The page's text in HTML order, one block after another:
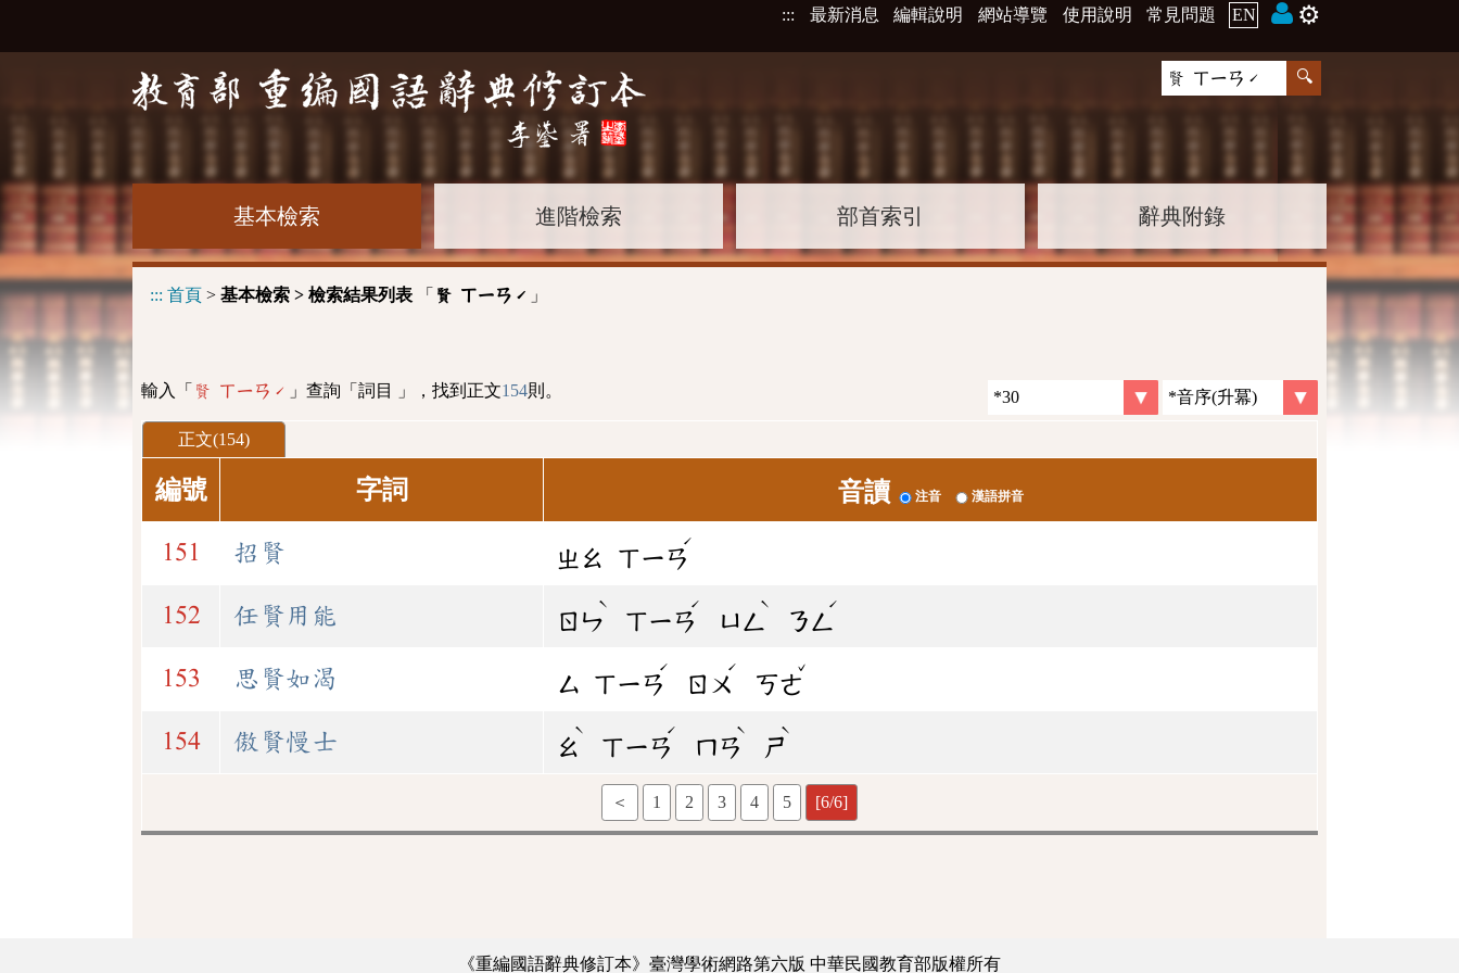
::: 最新消息 編輯說明 網站導覽 使用說明 常見問題 EN ⚙️
基本檢索 進階檢索 部首索引 辭典附錄
::: 首頁 > 基本檢索 > 檢索結果列表 「 賢 ㄒㄧㄢˊ 」
輸入「 賢 ㄒㄧㄢˊ 」查詢「詞目 」，找到正文154則。
正文(154)
編號 字詞 音讀 注音 漢語拼音
151 招賢 ㄓㄠ ㄒㄧㄢ
ˊ
152 任賢用能 ㄖㄣ
ˋ
ㄒㄧㄢ
ˊ
ㄩㄥ
ˋ
ㄋㄥ
ˊ
153 思賢如渴 ㄙ ㄒㄧㄢ
ˊ
ㄖㄨ
ˊ
ㄎㄜ
ˇ
154 傲賢慢士 ㄠ
ˋ
ㄒㄧㄢ
ˊ
ㄇㄢ
ˋ
ㄕ
ˋ
＜ 1 2 3 4 5 [6/6]
《重編國語辭典修訂本》臺灣學術網路第六版 中華民國教育部版權所有